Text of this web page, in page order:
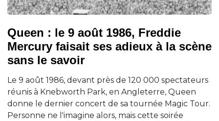
Queen : le 9 août 1986, Freddie
Mercury faisait ses adieux à la scène
sans le savoir
Le 9 août 1986, devant près de 120 000 spectateurs
réunis à Knebworth Park, en Angleterre, Queen
donne le dernier concert de sa tournée Magic Tour.
Personne ne l'imagine alors, mais cette soirée